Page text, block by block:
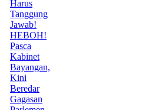
Harus
Tanggung
Jawab!
HEBOH!
Pasca
Kabinet
Bayangan,
Kini
Beredar
Gagasan